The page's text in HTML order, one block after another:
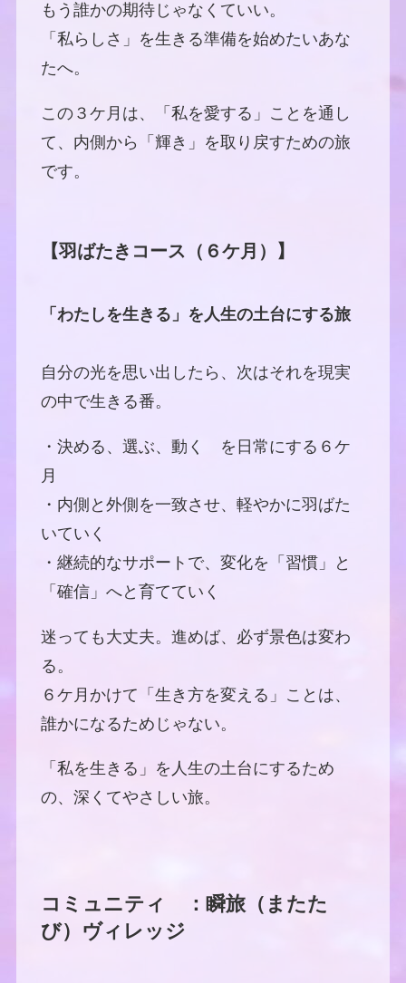
もう誰かの期待じゃなくていい。
「私らしさ」を生きる準備を始めたいあな
たへ。
この３ケ月は、「私を愛する」ことを通し
て、内側から「輝き」を取り戻すための旅
です。
【羽ばたきコース（６ケ月）】
「わたしを生きる」を人生の土台にする旅
自分の光を思い出したら、次はそれを現実
の中で生きる番。
・決める、選ぶ、動く を日常にする６ケ
月
・内側と外側を一致させ、軽やかに羽ばた
いていく
・継続的なサポートで、変化を「習慣」と
「確信」へと育てていく
迷っても大丈夫。進めば、必ず景色は変わ
る。
６ケ月かけて「生き方を変える」ことは、
誰かになるためじゃない。
「私を生きる」を人生の土台にするため
の、深くてやさしい旅。
コミュニティ ：瞬旅（またた
び）ヴィレッジ